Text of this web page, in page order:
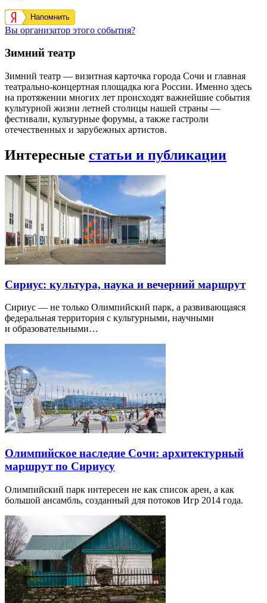
Напомнить
Вы организатор этого события?
Зимний театр
Зимний театр — визитная карточка города Сочи и главная
театрально-концертная площадка юга России. Именно здесь
на протяжении многих лет происходят важнейшие события
культурной жизни летней столицы нашей страны —
фестивали, культурные форумы, а также гастроли
отечественных и зарубежных артистов.
Интересные статьи и публикации
Сириус: культура, наука и вечерний маршрут
Сириус — не только Олимпийский парк, а развивающаяся
федеральная территория с культурными, научными
и образовательными…
Олимпийское наследие Сочи: архитектурный
маршрут по Сириусу
Олимпийский парк интересен не как список арен, а как
большой ансамбль, созданный для потоков Игр 2014 года.